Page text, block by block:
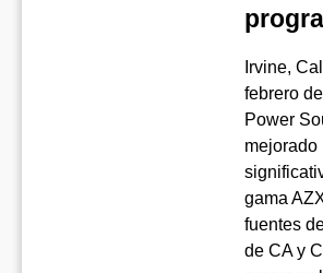
Irvine,
febrero
Power
mejorado
gama
fuentes
de CA y